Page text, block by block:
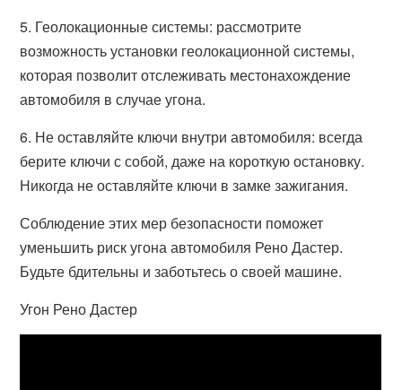
5. Геолокационные системы: рассмотрите
возможность установки геолокационной системы,
которая позволит отслеживать местонахождение
автомобиля в случае угона.
6. Не оставляйте ключи внутри автомобиля: всегда
берите ключи с собой, даже на короткую остановку.
Никогда не оставляйте ключи в замке зажигания.
Соблюдение этих мер безопасности поможет
уменьшить риск угона автомобиля Рено Дастер.
Будьте бдительны и заботьтесь о своей машине.
Угон Рено Дастер